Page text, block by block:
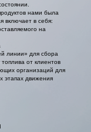
нами была
включает в себя:
на
линии» для сбора
от клиентов
организаций для
этапах движения